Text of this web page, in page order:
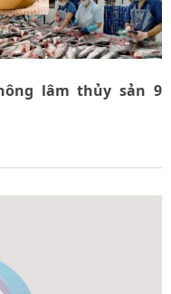
lâm thủy sản 9